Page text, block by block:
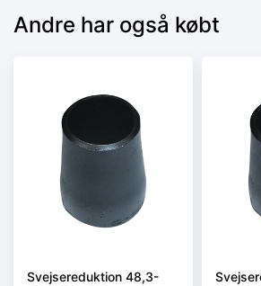
Andre har også købt
Svejsereduktion 48,3-